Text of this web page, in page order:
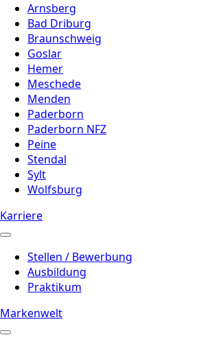
Arnsberg
Bad Driburg
Braunschweig
Goslar
Hemer
Meschede
Menden
Paderborn
Paderborn NFZ
Peine
Stendal
Sylt
Wolfsburg
Karriere
Stellen / Bewerbung
Ausbildung
Praktikum
Markenwelt